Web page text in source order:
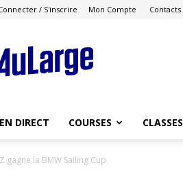
/ S'inscrire Mon Compte Contacts
Course
au
Large
DIRECT COURSES CLASSES
gagne la BMW Sailing Cup